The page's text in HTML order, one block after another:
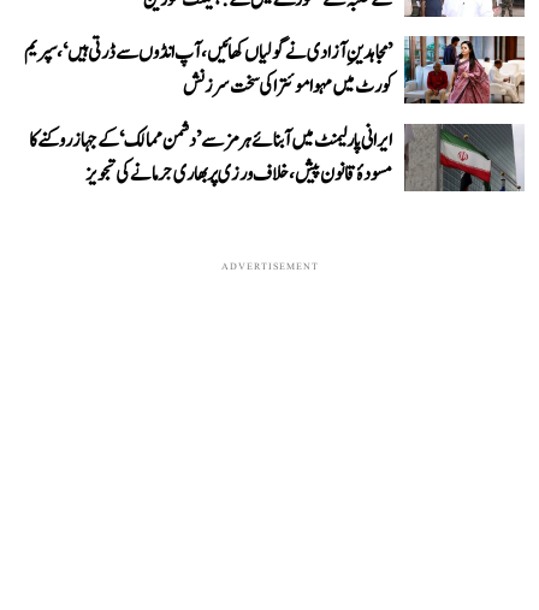
’مجاہدینِ آزادی نے گولیاں کھائیں، آپ انڈوں سے ڈرتی ہیں‘، سپریم
کورٹ میں مہوا موئترا کی سخت سرزنش
ایرانی پارلیمنٹ میں آبنائے ہرمز سے ’دشمن ممالک‘ کے جہاز روکنے کا
مسودۂ قانون پیش، خلاف ورزی پر بھاری جرمانے کی تجویز
ADVERTISEMENT